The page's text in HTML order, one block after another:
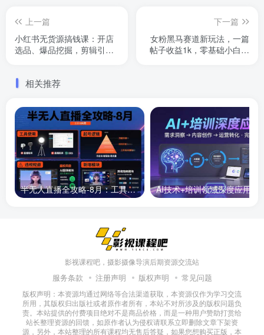
上一篇
小红书无货源搞钱课：开店
选品、爆品挖掘，剪辑引
下一篇
女粉黑马赛道新玩法，一篇
帖子收益1k，零基础小白无
相关推荐
半无人直播全攻略-8月：工具使用+起号逻辑+违规规避,新增AI超体与跨境模块
影视课程吧，摄影摄像导演后期资源交流站
服务条款 注册声明 版权声明 常见问题
版权声明：本资源均通过网络等合法渠道获取，本资源仅作为学习交流
所用，其版权归出版社或者原作者所有，本站不对所涉及的版权问题负
责。本站提供的付费项目绝对不是商品价格，而是一种用户赞助打赏给
站长整理资源的回馈，如原作者认为侵权请联系立即删除文章下架资
源，另外，本站整理的所有课程均无售后答疑，如果您想购买正版，本